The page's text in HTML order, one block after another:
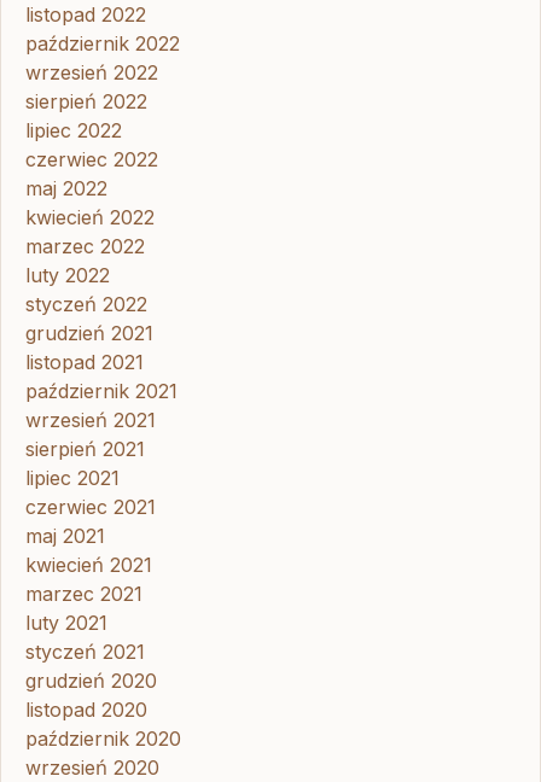
listopad 2022
październik 2022
wrzesień 2022
sierpień 2022
lipiec 2022
czerwiec 2022
maj 2022
kwiecień 2022
marzec 2022
luty 2022
styczeń 2022
grudzień 2021
listopad 2021
październik 2021
wrzesień 2021
sierpień 2021
lipiec 2021
czerwiec 2021
maj 2021
kwiecień 2021
marzec 2021
luty 2021
styczeń 2021
grudzień 2020
listopad 2020
październik 2020
wrzesień 2020